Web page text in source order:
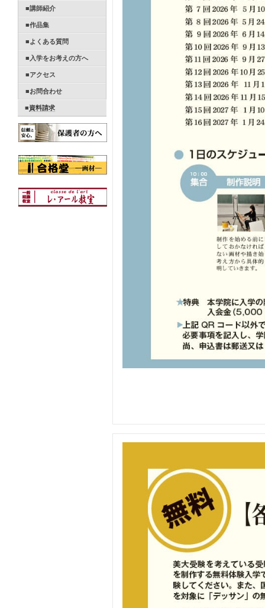
■講師紹介
■作品集
■よくある質問
■入学をお考えの方へ
■アクセス
■お問合わせ
■資料請求